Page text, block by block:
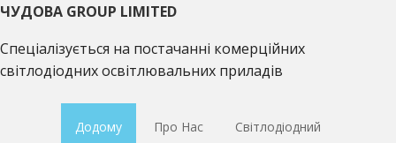
ЧУДОВА GROUP LIMITED
Спеціалізується на постачанні комерційних
світлодіодних освітлювальних приладів
Додому Про Нас Світлодіодний